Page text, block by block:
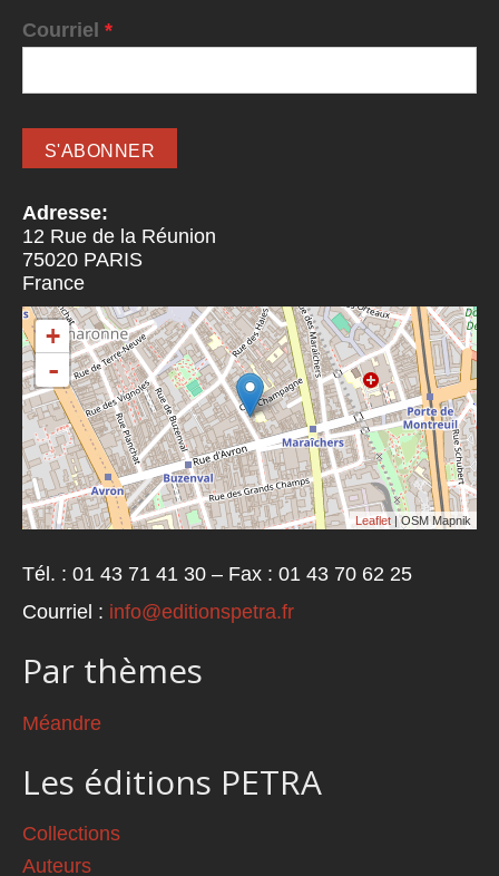
Courriel *
Adresse:
12 Rue de la Réunion
75020 PARIS
France
+
-
Leaflet | OSM Mapnik
Tél. : 01 43 71 41 30 – Fax : 01 43 70 62 25
Courriel : info@editionspetra.fr
Par thèmes
Méandre
Les éditions PETRA
Collections
Auteurs